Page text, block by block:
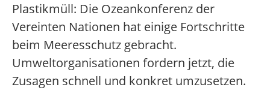
Plastikmüll: Die Ozeankonferenz der
Vereinten Nationen hat einige Fortschritte
beim Meeresschutz gebracht.
Umweltorganisationen fordern jetzt, die
Zusagen schnell und konkret umzusetzen.